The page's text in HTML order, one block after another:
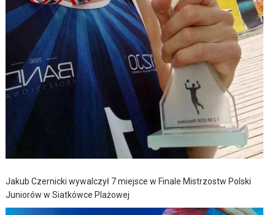
Jakub Czernicki wywalczył 7 miejsce w Finale Mistrzostw Polski
Juniorów w Siatkówce Plażowej